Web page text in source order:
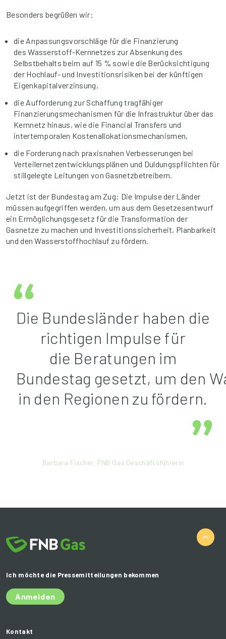
Besonders begrüßen wir:
die Anpassungsvorschläge für die Finanzierung
des Wasserstoff-Kernnetzes zur Absenkung des
Selbstbehalts beim auf 15 % sowie die Berücksichtigung
der Hochlauf- und Investitionsrisiken bei der künftigen
Eigenkapitalverzinsung,
die Aufforderung zur Schaffung tragfähiger
Finanzierungsmechanismen für die Infrastruktur über das
Kernnetz hinaus, wie die Financial Transfers und
intertemporalen Kostenallokationsmechanismen,
die Forderung nach praxisnahen Verbesserungen bei
Verteilernetzentwicklungsplänen und Duldungspflichten für
stillgelegte Leitungen von Gasnetzbetreibern.
Jetzt ist der Bundestag am Zug: Die Impulse der Länder
müssen aufgegriffen werden, um aus dem Gesetzesentwurf
ein Ermöglichungsgesetz für die Transformation der
Gasnetze zu machen und Investitionssicherheit, Planbarkeit
und den Wasserstoffhochlauf zu fördern.
Die Bundesländer haben die
richtigen Impulse für
die Beratungen im
Bundestag gesetzt, um den
in den Regionen zu fördern.
Barbara Fischer, FNB Gas Geschäftsführerin
Ich möchte die Pressemitteilungen bekommen
Anmelden
Kontakt